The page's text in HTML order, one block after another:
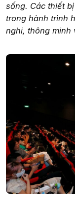
sống. Các thiết
trong hành trình
nghi, thông minh